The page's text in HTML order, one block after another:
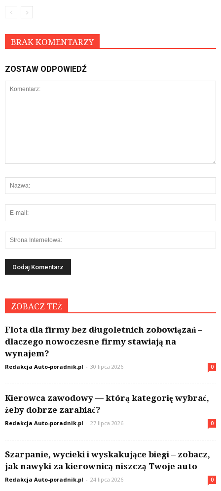
BRAK KOMENTARZY
ZOSTAW ODPOWIEDŹ
ZOBACZ TEŻ
Flota dla firmy bez długoletnich zobowiązań –
dlaczego nowoczesne firmy stawiają na
wynajem?
Redakcja Auto-poradnik.pl - 30 lipca 2026 0
Kierowca zawodowy — którą kategorię wybrać,
żeby dobrze zarabiać?
Redakcja Auto-poradnik.pl - 27 lipca 2026 0
Szarpanie, wycieki i wyskakujące biegi – zobacz,
jak nawyki za kierownicą niszczą Twoje auto
Redakcja Auto-poradnik.pl - 24 lipca 2026 0